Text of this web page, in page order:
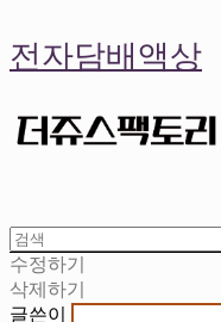
전자담배액상
수정하기
삭제하기
글쓴이